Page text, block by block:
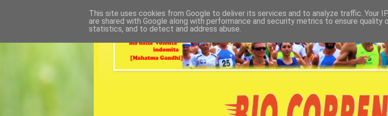
This site uses cookies from Google to deliver its services and to analyze traffic. Your
are shared with Google along with performance and security metrics to ensure quality
statistics, and to detect and address abuse.